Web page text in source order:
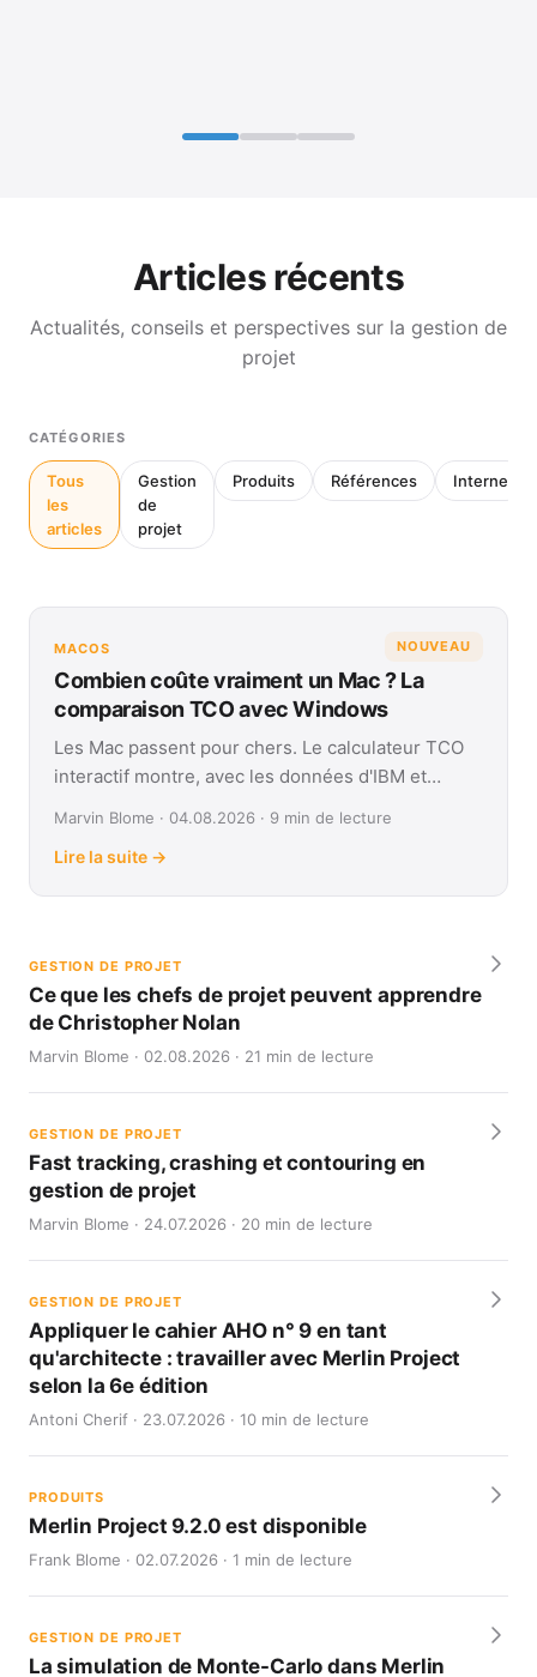
Articles récents
Actualités, conseils et perspectives sur la gestion de
projet
CATÉGORIES
Tous
les
articles
Gestion
de
projet
Produits Références Interne
NOUVEAU
MACOS
Combien coûte vraiment un Mac ? La
comparaison TCO avec Windows
Les Mac passent pour chers. Le calculateur TCO
interactif montre, avec les données d'IBM et
Marvin Blome · 04.08.2026 · 9 min de lecture
Lire la suite →
GESTION DE PROJET
Ce que les chefs de projet peuvent apprendre
de Christopher Nolan
Marvin Blome · 02.08.2026 · 21 min de lecture
GESTION DE PROJET
Fast tracking, crashing et contouring en
gestion de projet
Marvin Blome · 24.07.2026 · 20 min de lecture
GESTION DE PROJET
Appliquer le cahier AHO n° 9 en tant
qu'architecte : travailler avec Merlin Project
selon la 6e édition
Antoni Cherif · 23.07.2026 · 10 min de lecture
PRODUITS
Merlin Project 9.2.0 est disponible
Frank Blome · 02.07.2026 · 1 min de lecture
GESTION DE PROJET
La simulation de Monte-Carlo dans Merlin